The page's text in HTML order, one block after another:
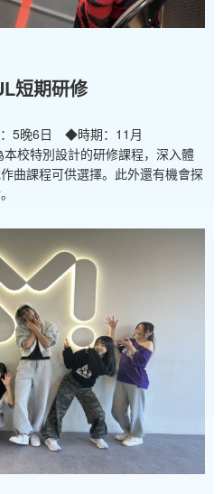
短期研修
：5晚6日 ◆時期：11月
校特別設計的研修課程，深入體
曲課程可供選擇。此外還有機會探